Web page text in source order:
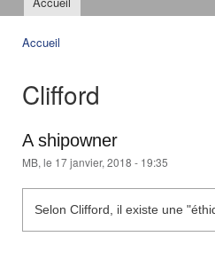
Menu principal
Accueil
Clifford
A shipowner
MB, le 17 janvier, 2018 - 19:35
Selon Clifford, il existe une